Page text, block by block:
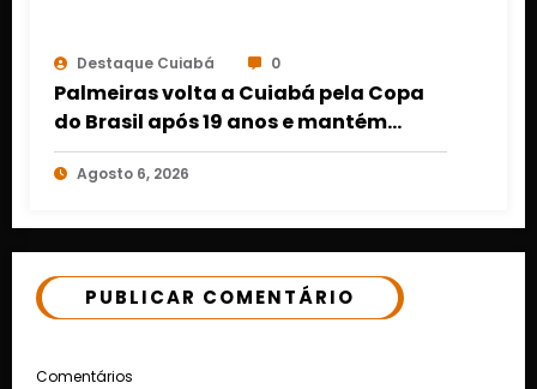
Destaque Cuiabá 0
Palmeiras volta a Cuiabá pela Copa
do Brasil após 19 anos e mantém
retrospecto invicto em Mato Grosso
Agosto 6, 2026
PUBLICAR COMENTÁRIO
Comentários